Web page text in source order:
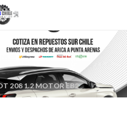
208 1.2 MOTOR EB2